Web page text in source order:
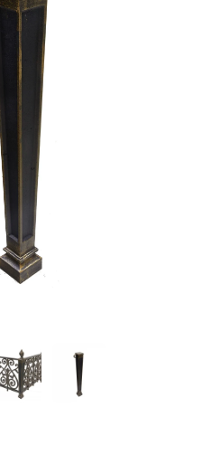
СВО
из гранита
из мрамора
памятники
памятники
комплексы
фото
Склеп
ангел
памятники
Армянские
памятники
"Клипарт"